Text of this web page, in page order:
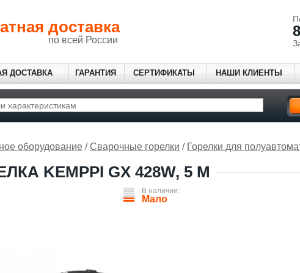
доставка
по всей России
ДОСТАВКА ГАРАНТИЯ СЕРТИФИКАТЫ НАШИ КЛИЕНТЫ
оборудование / Сварочные горелки / Горелки для
KEMPPI GX 428W, 5 M
В наличии:
Мало